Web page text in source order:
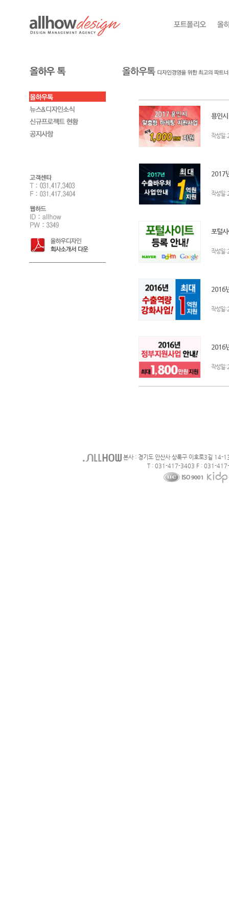
용인
작성일
2017
작성일
포털
작성일
2016
작성일
2016
작성일
본사 : 경기도 안산사 상록구 이호로3길 14-
T : 031-417-3403 F : 031-